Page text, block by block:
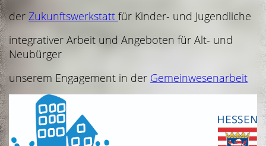
der Zukunftswerkstatt für Kinder- und Jugendliche
integrativer Arbeit und Angeboten für Alt- und
Neubürger
unserem Engagement in der Gemeinwesenarbeit